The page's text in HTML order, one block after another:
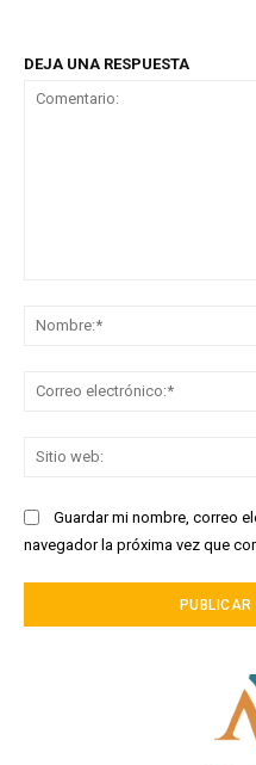
DEJA UNA RESPUESTA
Guardar mi nombre, correo
navegador la próxima vez que